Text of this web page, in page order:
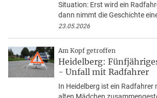
Situation: Erst wird ein
dann nimmt die Geschichte
23.05.2026
Am Kopf getroffen
Heidelberg:
- Unfall mit Radfahrer
In Heidelberg ist ein